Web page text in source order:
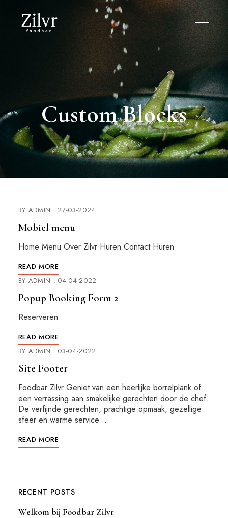
Custom Blocks
BY ADMIN 27-03-2024
Mobiel menu
Home Menu Over Zilvr Huren Contact Huren
READ MORE
BY ADMIN 04-04-2022
Popup Booking Form 2
Reserveren
READ MORE
BY ADMIN 03-04-2022
Site Footer
Foodbar Zilvr Geniet van een heerlijke borrelplank of
een verrassing aan smakelijke gerechten door de chef.
De verfijnde gerechten, prachtige opmaak, gezellige
sfeer en warme service …
READ MORE
RECENT POSTS
Welkom bij Foodbar Zilvr